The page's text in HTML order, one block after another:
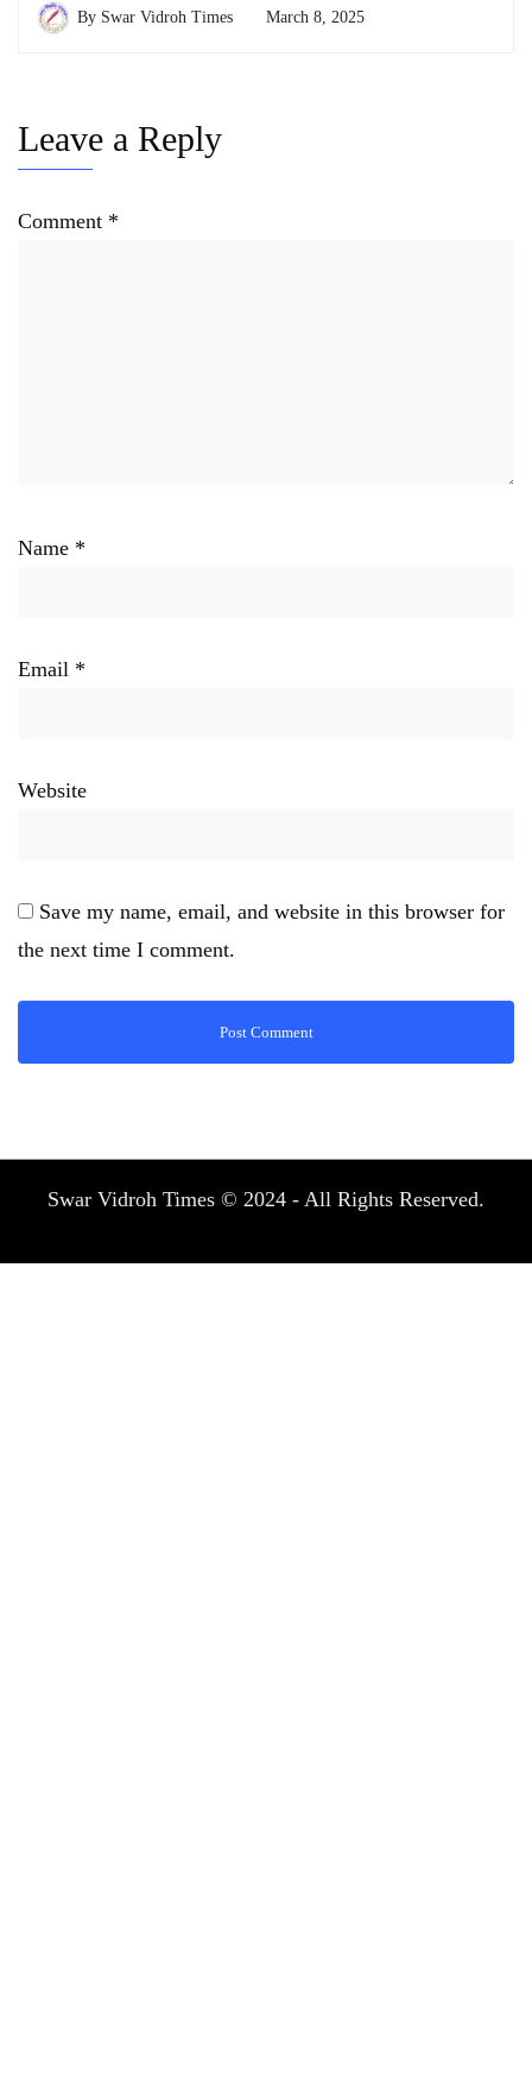
By Swar Vidroh Times March 8, 2025
Leave a Reply
Comment *
Name *
Email *
Website
Save my name, email, and website in this browser for
the next time I comment.
Swar Vidroh Times © 2024 - All Rights Reserved.